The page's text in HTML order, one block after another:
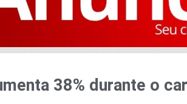
38% durante o